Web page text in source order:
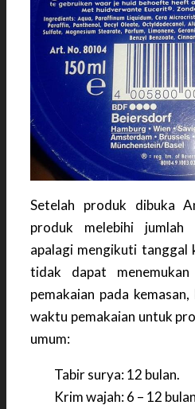
Setelah produk dibuka
produk melebihi
apalagi mengikuti tanggal
tidak dapat
pemakaian pada
waktu pemakaian untuk
umum:
Tabir surya: 12 bulan.
Krim wajah: 6 – 12